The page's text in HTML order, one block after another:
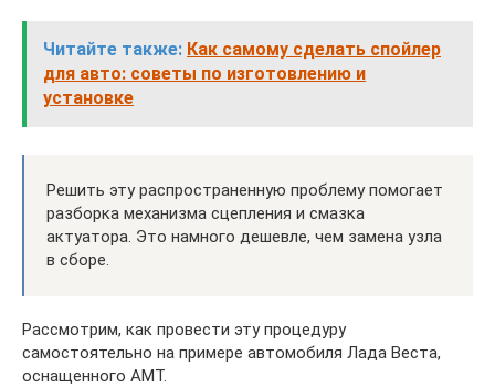
Читайте также: Как самому сделать спойлер
для авто: советы по изготовлению и
установке
Решить эту распространенную проблему помогает
разборка механизма сцепления и смазка
актуатора. Это намного дешевле, чем замена узла
в сборе.
Рассмотрим, как провести эту процедуру
самостоятельно на примере автомобиля Лада Веста,
оснащенного АМТ.